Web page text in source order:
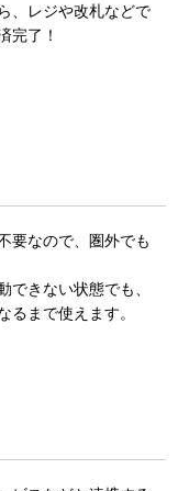
、レジや改札などで
完了！
要なので、圏外でも
できない状態でも、
るまで使えます。